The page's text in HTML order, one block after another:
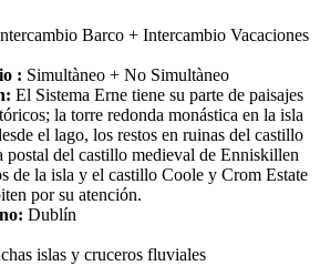
Barco + Intercambio Vacaciones
: Simultàneo + No Simultàneo
El Sistema Erne tiene su parte de paisajes
la torre redonda monástica en la isla
el lago, los restos en ruinas del castillo
postal del castillo medieval de Enniskillen
de la isla y el castillo Coole y Crom Estate
por su atención.
Dublín
islas y cruceros fluviales